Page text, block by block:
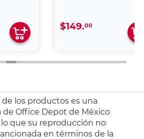
$149.00
los productos es una
de Office Depot de México
lo que su reproducción no
en términos de la